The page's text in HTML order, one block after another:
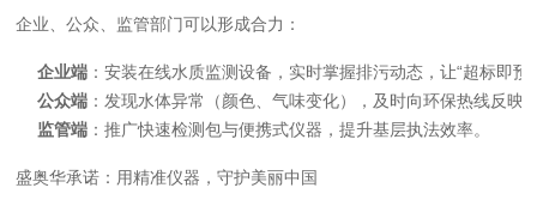
企业、公众、监管部门可以形成合力：
企业端 ：安装在线水质监测设备，实时掌握排污动态，让“超标即
公众端 ：发现水体异常（颜色、气味变化），及时向环保热线反映
监管端 ：推广快速检测包与便携式仪器，提升基层执法效率。
盛奥华承诺：用精准仪器，守护美丽中国